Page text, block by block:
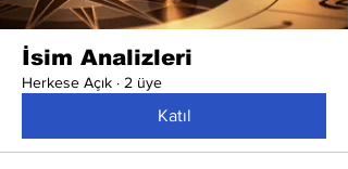
İsim Analizleri
Herkese Açık · 2 üye
Katıl